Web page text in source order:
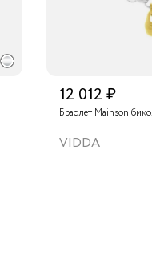
12 012 ₽
Браслет Mainson
VIDDA